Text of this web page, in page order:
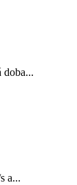
doba...
a...